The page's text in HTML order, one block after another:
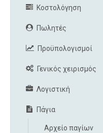
Κοστολόγηση
Πωλητές
Προϋπολογισμοί
Γενικός χειρισμός
Λογιστική
Πάγια
Αρχείο παγίων